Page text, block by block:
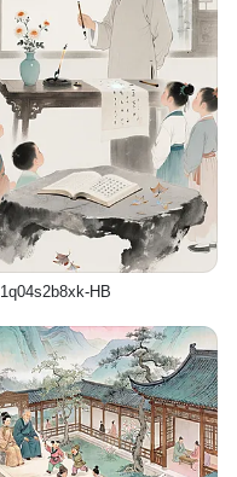
1q04s2b8xk-HB